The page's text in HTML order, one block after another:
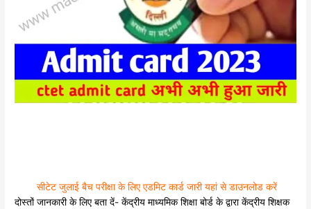
सीटेट जुलाई बैच परीक्षा के लिए एडमिट कार्ड जारी यहां से डाउनलोड करें
दोस्तों जानकारी के लिए बता दें- केंद्रीय माध्यमिक शिक्षा बोर्ड के द्वारा केंद्रीय शिक्षक